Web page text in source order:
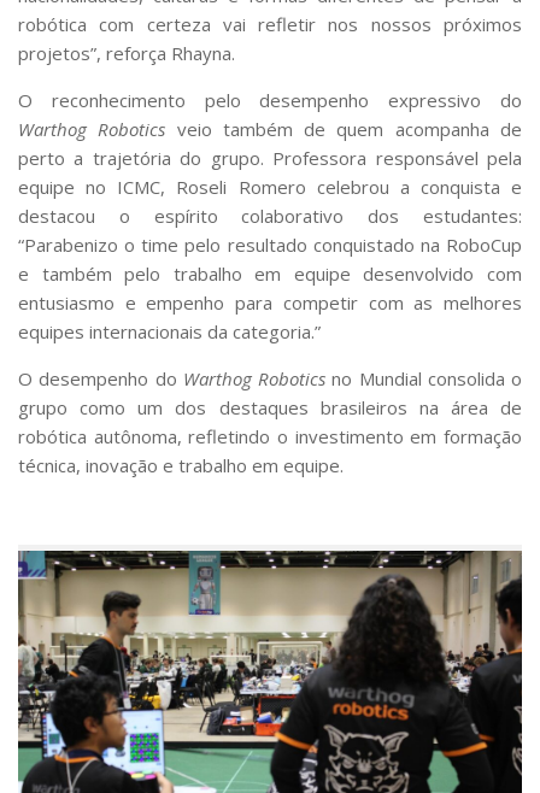
robótica com certeza vai refletir nos nossos próximos
projetos”, reforça Rhayna.
O reconhecimento pelo desempenho expressivo do
Warthog Robotics veio também de quem acompanha de
perto a trajetória do grupo. Professora responsável pela
equipe no ICMC, Roseli Romero celebrou a conquista e
destacou o espírito colaborativo dos estudantes:
“Parabenizo o time pelo resultado conquistado na RoboCup
e também pelo trabalho em equipe desenvolvido com
entusiasmo e empenho para competir com as melhores
equipes internacionais da categoria.”
O desempenho do Warthog Robotics no Mundial consolida o
grupo como um dos destaques brasileiros na área de
robótica autônoma, refletindo o investimento em formação
técnica, inovação e trabalho em equipe.